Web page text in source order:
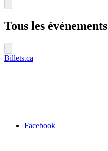
Tous les événements
Billets.ca
Facebook